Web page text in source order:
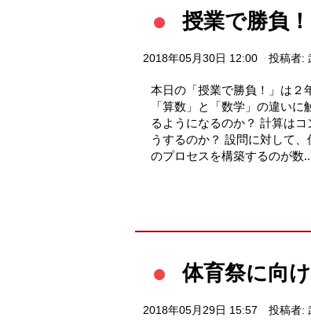
授業で勝負
2018年05月30日 12:00 投稿者:
本日の「授業で勝負！」は２
「算数」と「数学」の違い
るようになるのか？ 計算は
うするのか？ 設問に対して
のプロセスを構築するのが数
体育祭に向け
2018年05月29日 15:57 投稿者: